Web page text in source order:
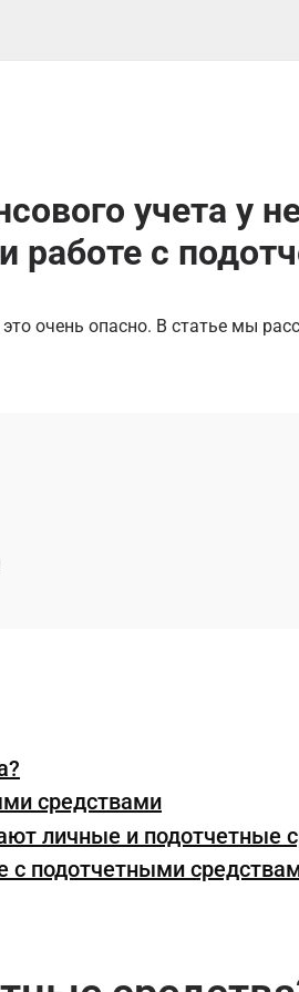
учета у
работе с
очень опасно. В статье мы
средствами
личные и подотчетные
с подотчетными